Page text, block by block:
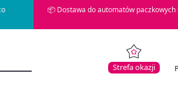
📦 Dostawa do automatów
Strefa okazji